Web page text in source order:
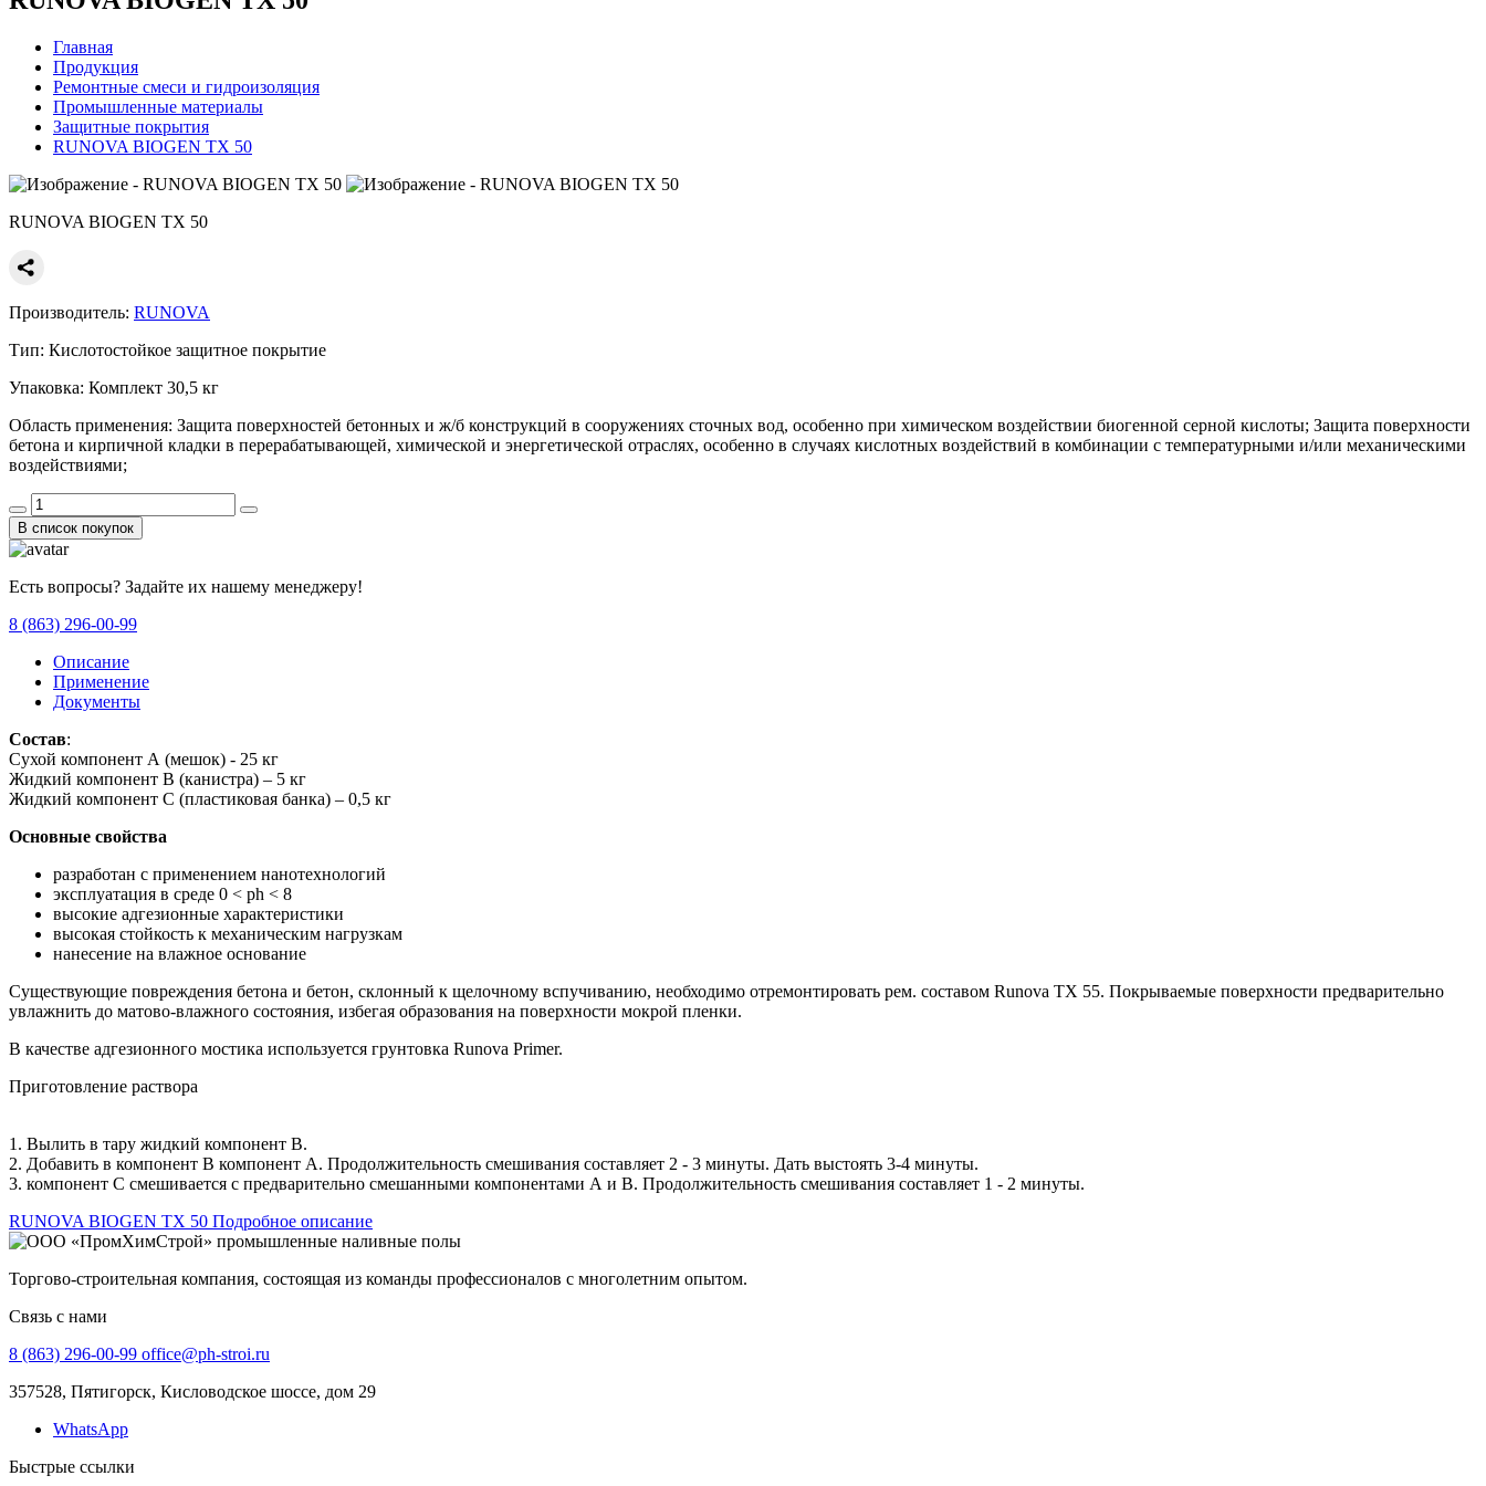
Главная
Продукция
Ремонтные смеси и гидроизоляция
Промышленные материалы
Защитные покрытия
RUNOVA BIOGEN TX 50
RUNOVA BIOGEN TX 50
Производитель: RUNOVA
Тип: Кислотостойкое защитное покрытие
Упаковка: Комплект 30,5 кг
Область применения: Защита поверхностей бетонных и ж/б конструкций в сооружениях сточных вод, особенно при химическом воздействии биогенной серной кислоты; Защита поверхности
бетона и кирпичной кладки в перерабатывающей, химической и энергетической отраслях, особенно в случаях кислотных воздействий в комбинации с температурными и/или механическими
воздействиями;
В список покупок
Есть вопросы? Задайте их нашему менеджеру!
8 (863) 296-00-99
Описание
Применение
Документы
Состав:
Сухой компонент А (мешок) - 25 кг
Жидкий компонент В (канистра) – 5 кг
Жидкий компонент С (пластиковая банка) – 0,5 кг
Основные свойства
разработан с применением нанотехнологий
эксплуатация в среде 0 < рh < 8
высокие адгезионные характеристики
высокая стойкость к механическим нагрузкам
нанесение на влажное основание
Существующие повреждения бетона и бетон, склонный к щелочному вспучиванию, необходимо отремонтировать рем. составом Runova TX 55. Покрываемые поверхности предварительно
увлажнить до матово-влажного состояния, избегая образования на поверхности мокрой пленки.
В качестве адгезионного мостика используется грунтовка Runova Primer.
Приготовление раствора
1. Вылить в тару жидкий компонент В.
2. Добавить в компонент В компонент А. Продолжительность смешивания составляет 2 - 3 минуты. Дать выстоять 3-4 минуты.
3. компонент С смешивается с предварительно смешанными компонентами А и В. Продолжительность смешивания составляет 1 - 2 минуты.
RUNOVA BIOGEN TX 50 Подробное описание
Торгово-строительная компания, состоящая из команды профессионалов с многолетним опытом.
Связь с нами
8 (863) 296-00-99 office@ph-stroi.ru
357528, Пятигорск, Кисловодское шоссе, дом 29
WhatsApp
Быстрые ссылки